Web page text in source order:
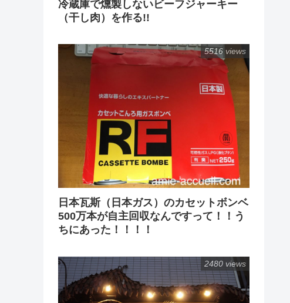
冷蔵庫で燻製しないビーフジャーキー
（干し肉）を作る!!
日本瓦斯（日本ガス）のカセットボンベ
500万本が自主回収なんですって！！う
ちにあった！！！！
5516 views
2480 views